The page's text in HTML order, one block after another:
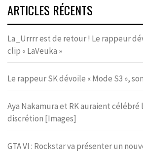
ARTICLES RÉCENTS
La_Urrrr est de retour ! Le rappeur
clip « LaVeuka »
Le rappeur SK dévoile « Mode S3 »,
Aya Nakamura et RK auraient
discrétion [Images]
GTA VI : Rockstar va présenter un